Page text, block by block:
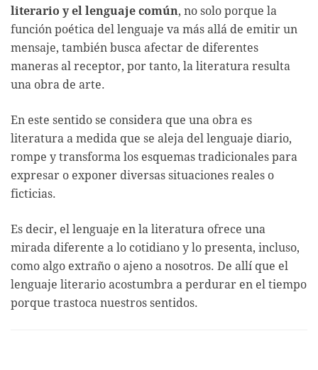
literario y el lenguaje común, no solo porque la
función poética del lenguaje va más allá de emitir un
mensaje, también busca afectar de diferentes
maneras al receptor, por tanto, la literatura resulta
una obra de arte.
En este sentido se considera que una obra es
literatura a medida que se aleja del lenguaje diario,
rompe y transforma los esquemas tradicionales para
expresar o exponer diversas situaciones reales o
ficticias.
Es decir, el lenguaje en la literatura ofrece una
mirada diferente a lo cotidiano y lo presenta, incluso,
como algo extraño o ajeno a nosotros. De allí que el
lenguaje literario acostumbra a perdurar en el tiempo
porque trastoca nuestros sentidos.